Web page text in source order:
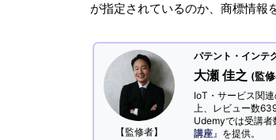
が指定されているのか、商標情報
【監修者】
パテント・インテ
大瀬 佳之 (監
IoT・サービス関
上、レビュー数
Udemyでは受講者
講座 』を提供。